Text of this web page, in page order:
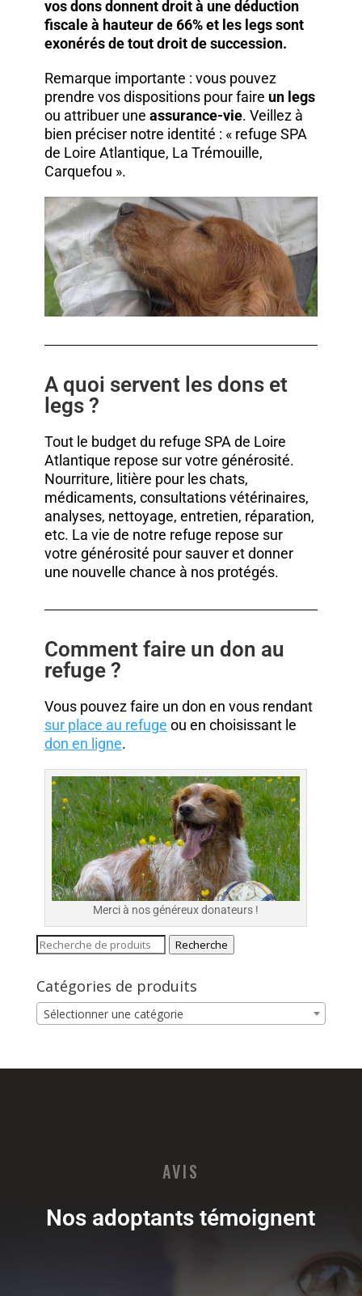
vos dons donnent droit à une déduction
fiscale à hauteur de 66% et les legs sont
exonérés de tout droit de succession.
Remarque importante : vous pouvez
prendre vos dispositions pour faire un legs
ou attribuer une assurance-vie. Veillez à
bien préciser notre identité : « refuge SPA
de Loire Atlantique, La Trémouille,
Carquefou ».
A quoi servent les dons et
legs ?
Tout le budget du refuge SPA de Loire
Atlantique repose sur votre générosité.
Nourriture, litière pour les chats,
médicaments, consultations vétérinaires,
analyses, nettoyage, entretien, réparation,
etc. La vie de notre refuge repose sur
votre générosité pour sauver et donner
une nouvelle chance à nos protégés.
Comment faire un don au
refuge ?
Vous pouvez faire un don en vous rendant
sur place au refuge ou en choisissant le
don en ligne.
Merci à nos généreux donateurs !
Recherche
Catégories de produits
Sélectionner une catégorie
AVIS
Nos adoptants témoignent